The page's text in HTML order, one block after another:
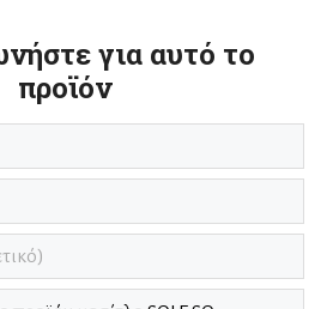
για αυτό το
προϊόν